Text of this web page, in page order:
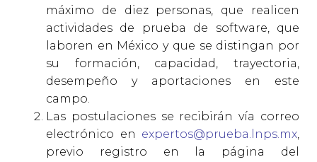
máximo de diez personas, que realicen
actividades de prueba de software, que
laboren en México y que se distingan por
su formación, capacidad, trayectoria,
desempeño y aportaciones en este
campo.
Las postulaciones se recibirán vía correo
electrónico en expertos@prueba.lnps.mx,
previo registro en la página del